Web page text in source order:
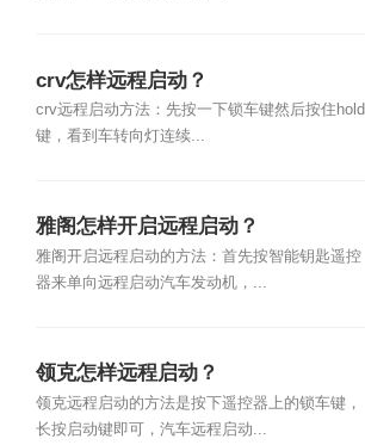
crv怎样远程启动？
crv远程启动方法：先按一下锁车键然后按住hold
键，看到车转向灯连续...
雅阁怎样开启远程启动？
雅阁开启远程启动的方法：首先按智能钥匙遥控
器来单向远程启动汽车发动机，...
领克怎样远程启动？
领克远程启动的方法是按下遥控器上的锁车键，
长按启动键即可，汽车远程启动...